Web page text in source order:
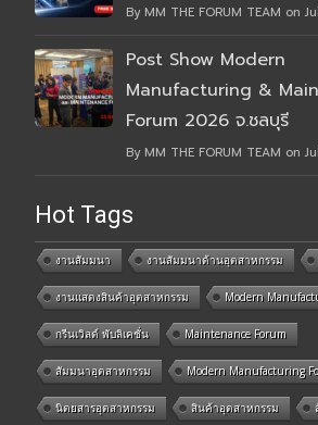
By MM THE FORUM TEAM on
Post Show Modern
Manufacturing &
Forum 2026 จ.ชลบุรี
By MM THE FORUM TEAM on
Hot Tags
งานสัมมนา งานสัมมนาด้านอุตสาหกรรม
งานแสดงสินค้าอุตสาหกรรม Modern
กรีนเวิลด์ พับลิเคชั่น Maintenance Forum
สัมมนาอุตสาหกรรม Modern Manufacturing
นิตยสารอุตสาหกรรม สินค้าอุตสาหกรรม